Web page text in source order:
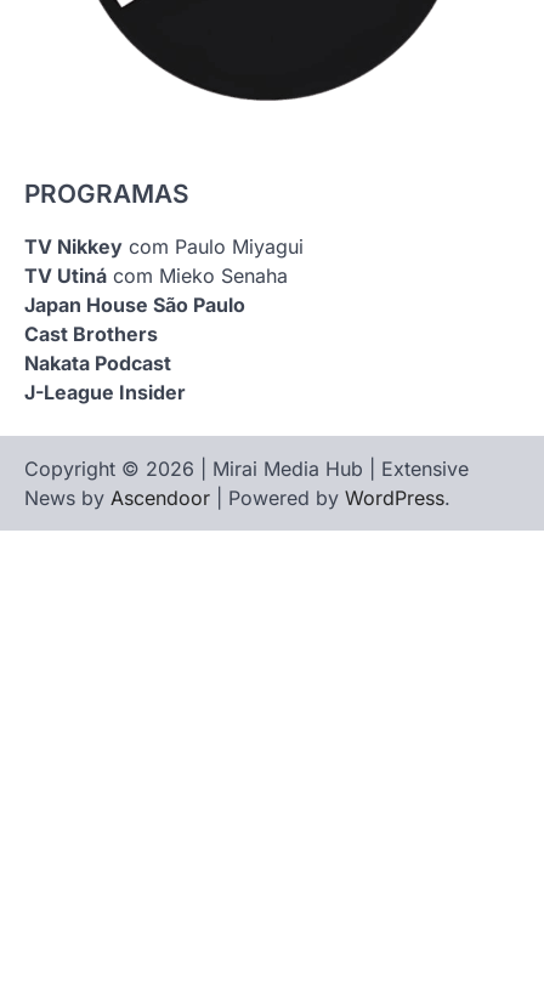
PROGRAMAS
TV Nikkey com Paulo Miyagui
TV Utiná com Mieko Senaha
Japan House São Paulo
Cast Brothers
Nakata Podcast
J-League Insider
Copyright © 2026 | Mirai Media Hub | Extensive
News by Ascendoor | Powered by WordPress.